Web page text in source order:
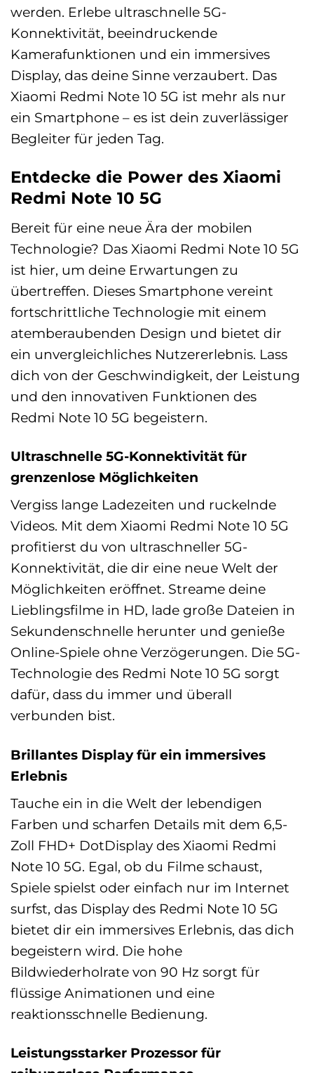
werden. Erlebe ultraschnelle 5G-
Konnektivität, beeindruckende
Kamerafunktionen und ein immersives
Display, das deine Sinne verzaubert. Das
Xiaomi Redmi Note 10 5G ist mehr als nur
ein Smartphone – es ist dein zuverlässiger
Begleiter für jeden Tag.
Entdecke die Power des Xiaomi
Redmi Note 10 5G
Bereit für eine neue Ära der mobilen
Technologie? Das Xiaomi Redmi Note 10 5G
ist hier, um deine Erwartungen zu
übertreffen. Dieses Smartphone vereint
fortschrittliche Technologie mit einem
atemberaubenden Design und bietet dir
ein unvergleichliches Nutzererlebnis. Lass
dich von der Geschwindigkeit, der Leistung
und den innovativen Funktionen des
Redmi Note 10 5G begeistern.
Ultraschnelle 5G-Konnektivität für
grenzenlose Möglichkeiten
Vergiss lange Ladezeiten und ruckelnde
Videos. Mit dem Xiaomi Redmi Note 10 5G
profitierst du von ultraschneller 5G-
Konnektivität, die dir eine neue Welt der
Möglichkeiten eröffnet. Streame deine
Lieblingsfilme in HD, lade große Dateien in
Sekundenschnelle herunter und genieße
Online-Spiele ohne Verzögerungen. Die 5G-
Technologie des Redmi Note 10 5G sorgt
dafür, dass du immer und überall
verbunden bist.
Brillantes Display für ein immersives
Erlebnis
Tauche ein in die Welt der lebendigen
Farben und scharfen Details mit dem 6,5-
Zoll FHD+ DotDisplay des Xiaomi Redmi
Note 10 5G. Egal, ob du Filme schaust,
Spiele spielst oder einfach nur im Internet
surfst, das Display des Redmi Note 10 5G
bietet dir ein immersives Erlebnis, das dich
begeistern wird. Die hohe
Bildwiederholrate von 90 Hz sorgt für
flüssige Animationen und eine
reaktionsschnelle Bedienung.
Leistungsstarker Prozessor für